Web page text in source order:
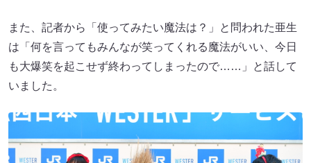
また、記者から「使ってみたい魔法は？」と問われた亜生
は「何を言ってもみんなが笑ってくれる魔法がいい、今日
も大爆笑を起こせず終わってしまったので……」と話して
いました。